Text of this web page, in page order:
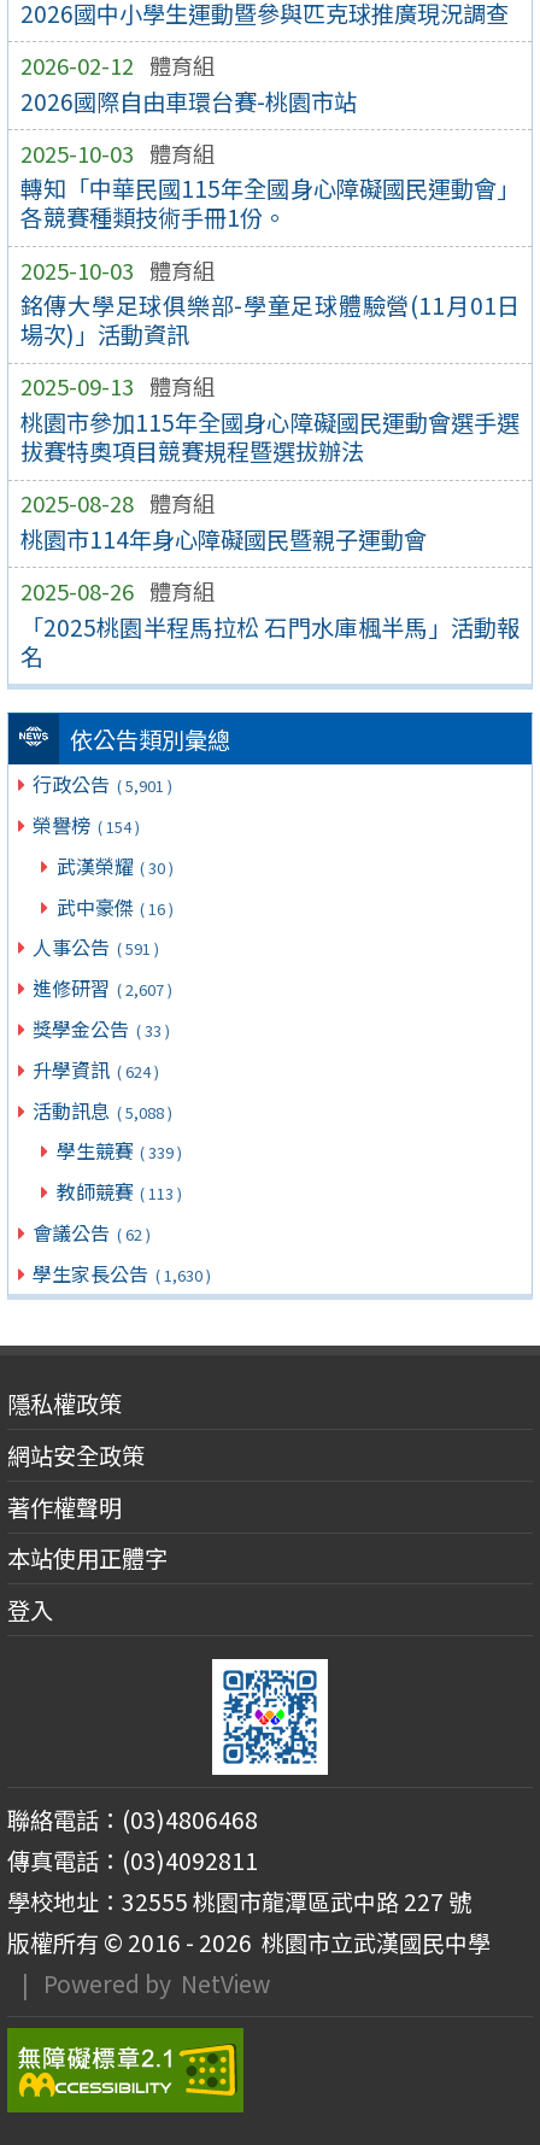
2026國中小學生運動暨參與匹克球推廣現況調查
2026-02-12 體育組
2026國際自由車環台賽-桃園市站
2025-10-03 體育組
轉知「中華民國115年全國身心障礙國民運動會」
各競賽種類技術手冊1份。
2025-10-03 體育組
銘傳大學足球俱樂部-學童足球體驗營(11月01日
場次)」活動資訊
2025-09-13 體育組
桃園市參加115年全國身心障礙國民運動會選手選
拔賽特奧項目競賽規程暨選拔辦法
2025-08-28 體育組
桃園市114年身心障礙國民暨親子運動會
2025-08-26 體育組
「2025桃園半程馬拉松 石門水庫楓半馬」活動報
名
依公告類別彙總
行政公告 ( 5,901 )
榮譽榜 ( 154 )
武漢榮耀 ( 30 )
武中豪傑 ( 16 )
人事公告 ( 591 )
進修研習 ( 2,607 )
獎學金公告 ( 33 )
升學資訊 ( 624 )
活動訊息 ( 5,088 )
學生競賽 ( 339 )
教師競賽 ( 113 )
會議公告 ( 62 )
學生家長公告 ( 1,630 )
隱私權政策
網站安全政策
著作權聲明
本站使用正體字
登入
聯絡電話：(03)4806468
傳真電話：(03)4092811
學校地址：32555 桃園市龍潭區武中路 227 號
版權所有 © 2016 - 2026 桃園市立武漢國民中學
| Powered by NetView